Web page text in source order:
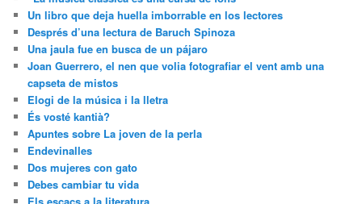
Un libro que deja huella imborrable en los lectores
Després d’una lectura de Baruch Spinoza
Una jaula fue en busca de un pájaro
Joan Guerrero, el nen que volia fotografiar el vent amb una
capseta de mistos
Elogi de la música i la lletra
És vosté kantià?
Apuntes sobre La joven de la perla
Endevinalles
Dos mujeres con gato
Debes cambiar tu vida